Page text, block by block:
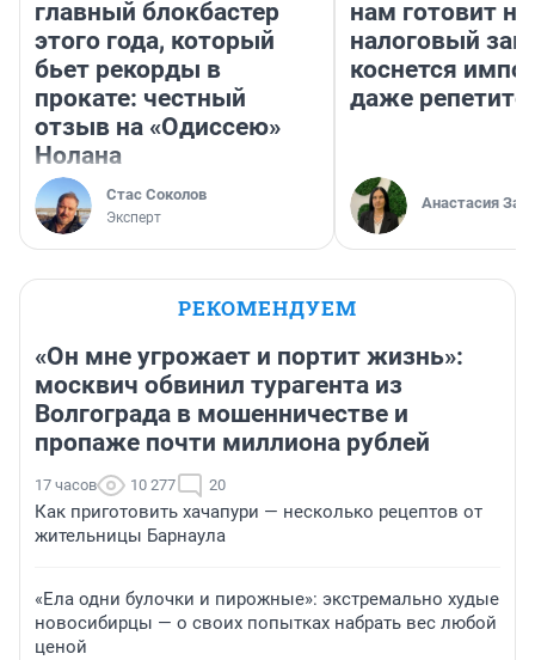
главный блокбастер
этого года, который
бьет рекорды в
прокате: честный
отзыв на «Одиссею»
Нолана
Стас Соколов
Эксперт
нам готовит
налоговый
коснется
даже
Анастасия
РЕКОМЕНДУЕМ
«Он мне угрожает и портит жизнь»:
москвич обвинил турагента из
Волгограда в мошенничестве и
пропаже почти миллиона рублей
17 часов 10 277 20
Как приготовить хачапури — несколько рецептов от
жительницы Барнаула
«Ела одни булочки и пирожные»: экстремально худые
новосибирцы — о своих попытках набрать вес любой
ценой